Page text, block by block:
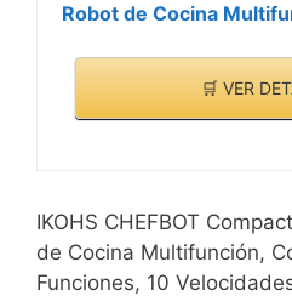
Robot de Cocina
🛒 VER
IKOHS CHEFBOT
de Cocina Multifunción,
Funciones, 10